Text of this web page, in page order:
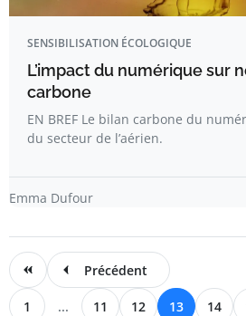
SENSIBILISATION ÉCOLOGIQUE
L’impact du numérique sur
carbone
EN BREF Le bilan carbone du
du secteur de l’aérien.
Emma Dufour
Précédent
1 ... 11 12 13 14